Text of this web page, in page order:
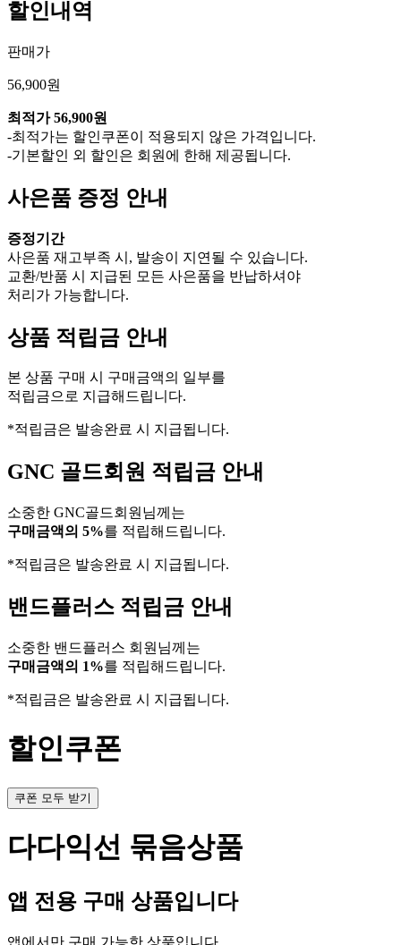
할인내역
판매가
56,900원
최적가 56,900원
-최적가는 할인쿠폰이 적용되지 않은 가격입니다.
-기본할인 외 할인은 회원에 한해 제공됩니다.
사은품 증정 안내
증정기간
사은품 재고부족 시, 발송이 지연될 수 있습니다.
교환/반품 시 지급된 모든 사은품을 반납하셔야
처리가 가능합니다.
상품 적립금 안내
본 상품 구매 시 구매금액의 일부를
적립금으로 지급해드립니다.
*적립금은 발송완료 시 지급됩니다.
GNC 골드회원 적립금 안내
소중한 GNC골드회원님께는
구매금액의 5%를 적립해드립니다.
*적립금은 발송완료 시 지급됩니다.
밴드플러스 적립금 안내
소중한 밴드플러스 회원님께는
구매금액의 1%를 적립해드립니다.
*적립금은 발송완료 시 지급됩니다.
할인쿠폰
쿠폰 모두 받기
다다익선 묶음상품
앱 전용 구매 상품입니다